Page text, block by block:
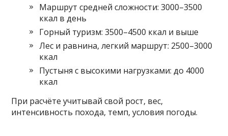
Маршрут средней сложности: 3000–3500
ккал в день
Горный туризм: 3500–4500 ккал и выше
Лес и равнина, легкий маршрут: 2500–3000
ккал
Пустыня с высокими нагрузками: до 4000
ккал
При расчёте учитывай свой рост, вес,
интенсивность похода, темп, условия погоды.